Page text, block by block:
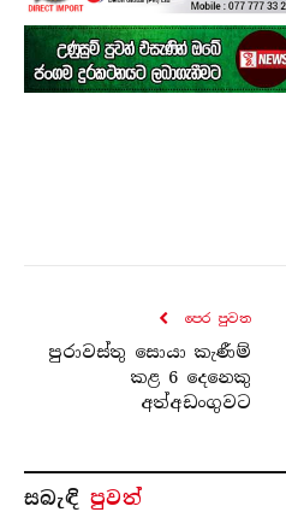
පෙර පුව​ත
පුරාවස්තු සොයා කැණීම්
කළ 6 දෙනෙකු
අත්අඩංගුවට
සබැ​ඳි පුවත්